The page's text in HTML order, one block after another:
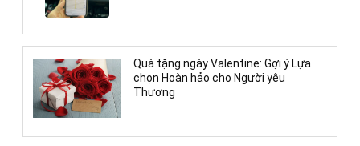
Quà tặng ngày Valentine: Gợi ý Lựa
chọn Hoàn hảo cho Người yêu
Thương